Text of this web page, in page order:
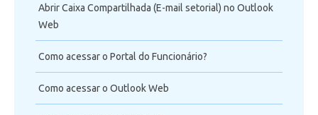
Abrir Caixa Compartilhada (E-mail setorial) no Outlook
Web
Como acessar o Portal do Funcionário?
Como acessar o Outlook Web